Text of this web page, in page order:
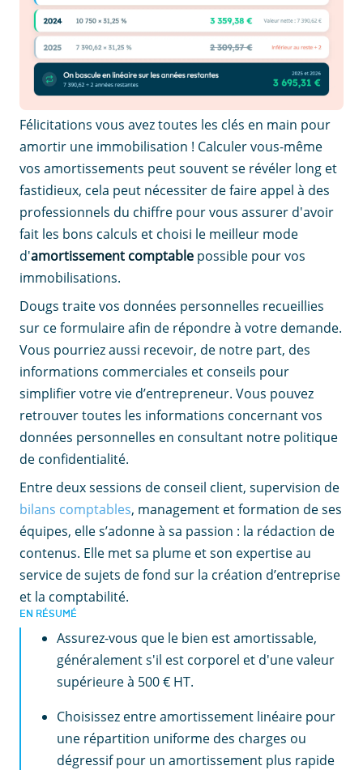
Félicitations vous avez toutes les clés en main pour
amortir une immobilisation ! Calculer vous-même
vos amortissements peut souvent se révéler long et
fastidieux, cela peut nécessiter de faire appel à des
professionnels du chiffre pour vous assurer d'avoir
fait les bons calculs et choisi le meilleur mode
d'amortissement comptable possible pour vos
immobilisations.
Dougs traite vos données personnelles recueillies
sur ce formulaire afin de répondre à votre demande.
Vous pourriez aussi recevoir, de notre part, des
informations commerciales et conseils pour
simplifier votre vie d’entrepreneur. Vous pouvez
retrouver toutes les informations concernant vos
données personnelles en consultant notre politique
de confidentialité.
Entre deux sessions de conseil client, supervision de
bilans comptables, management et formation de ses
équipes, elle s’adonne à sa passion : la rédaction de
contenus. Elle met sa plume et son expertise au
service de sujets de fond sur la création d’entreprise
et la comptabilité.
EN RÉSUMÉ
Assurez-vous que le bien est amortissable,
généralement s'il est corporel et d'une valeur
supérieure à 500 € HT.
Choisissez entre amortissement linéaire pour
une répartition uniforme des charges ou
dégressif pour un amortissement plus rapide